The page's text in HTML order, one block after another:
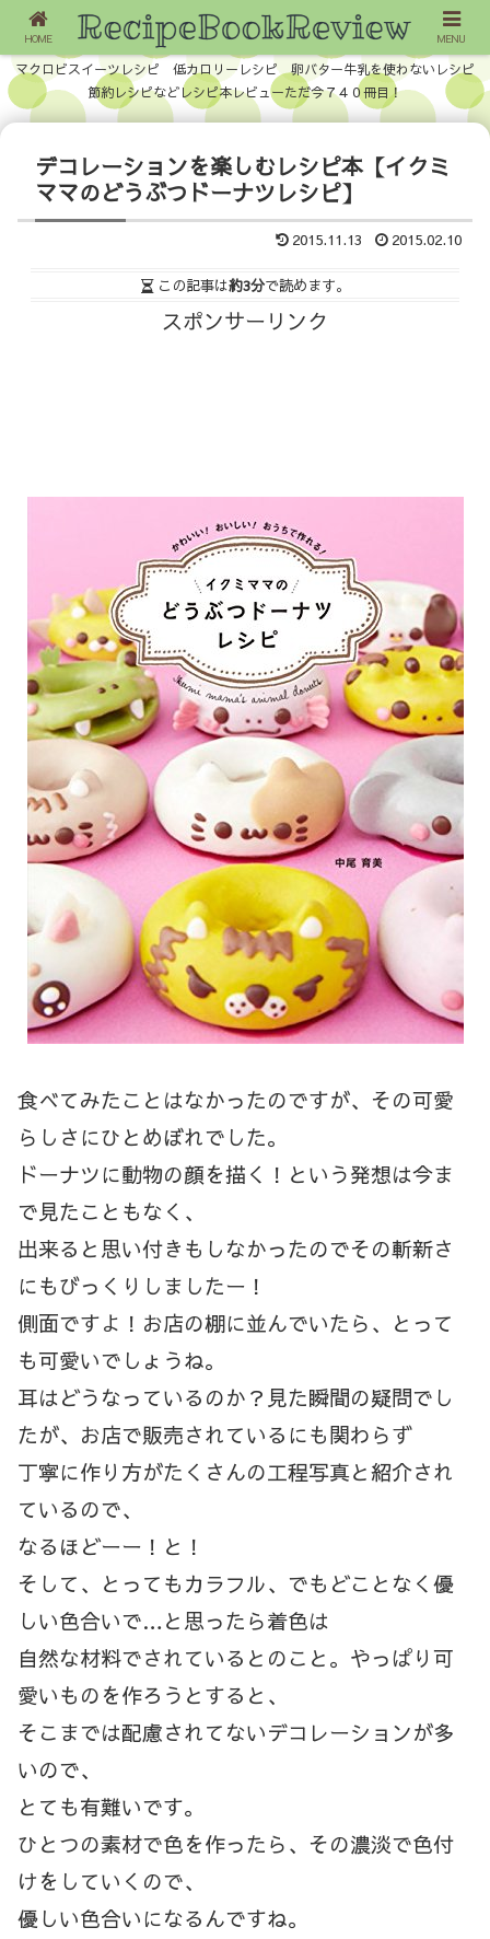
マクロビスイーツレシピ 低カロリーレシピ 卵バター牛乳を使わないレシピ
節約レシピなどレシピ本レビューただ今７４０冊目！
デコレーションを楽しむレシピ本【イクミ
ママのどうぶつドーナツレシピ】
2015.11.13 2015.02.10
この記事は約3分で読めます。
スポンサーリンク
食べてみたことはなかったのですが、その可愛
らしさにひとめぼれでした。
ドーナツに動物の顔を描く！という発想は今ま
で見たこともなく、
出来ると思い付きもしなかったのでその斬新さ
にもびっくりしましたー！
側面ですよ！お店の棚に並んでいたら、とって
も可愛いでしょうね。
耳はどうなっているのか？見た瞬間の疑問でし
たが、お店で販売されているにも関わらず
丁寧に作り方がたくさんの工程写真と紹介され
ているので、
なるほどーー！と！
そして、とってもカラフル、でもどことなく優
しい色合いで…と思ったら着色は
自然な材料でされているとのこと。やっぱり可
愛いものを作ろうとすると、
そこまでは配慮されてないデコレーションが多
いので、
とても有難いです。
ひとつの素材で色を作ったら、その濃淡で色付
けをしていくので、
優しい色合いになるんですね。
HOME MENU